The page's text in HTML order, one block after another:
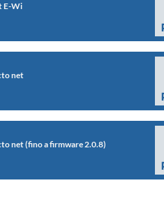
E-Wi
net
net (fino a firmware 2.0.8)